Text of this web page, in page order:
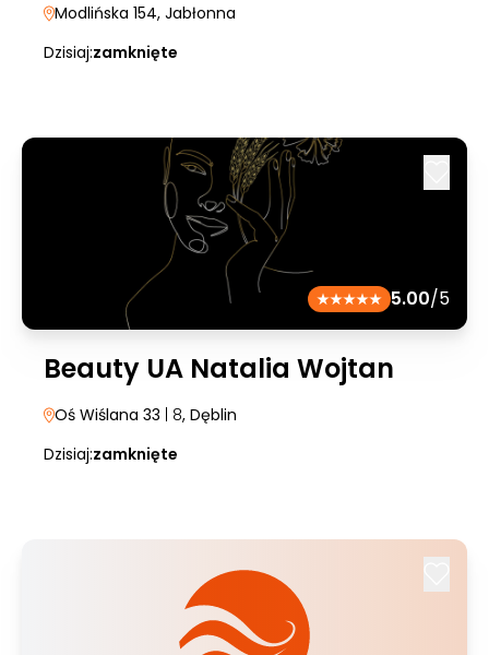
Modlińska 154, Jabłonna
Dzisiaj:zamknięte
5.00/5
Beauty UA Natalia Wojtan
Oś Wiślana 33 | 8, Dęblin
Dzisiaj:zamknięte